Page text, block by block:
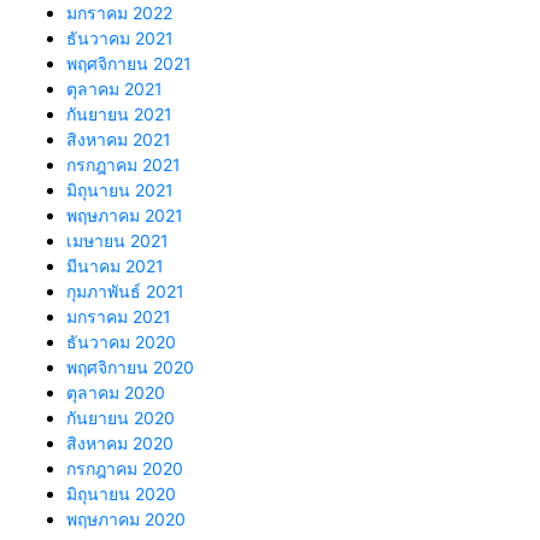
มกราคม 2022
ธันวาคม 2021
พฤศจิกายน 2021
ตุลาคม 2021
กันยายน 2021
สิงหาคม 2021
กรกฎาคม 2021
มิถุนายน 2021
พฤษภาคม 2021
เมษายน 2021
มีนาคม 2021
กุมภาพันธ์ 2021
มกราคม 2021
ธันวาคม 2020
พฤศจิกายน 2020
ตุลาคม 2020
กันยายน 2020
สิงหาคม 2020
กรกฎาคม 2020
มิถุนายน 2020
พฤษภาคม 2020